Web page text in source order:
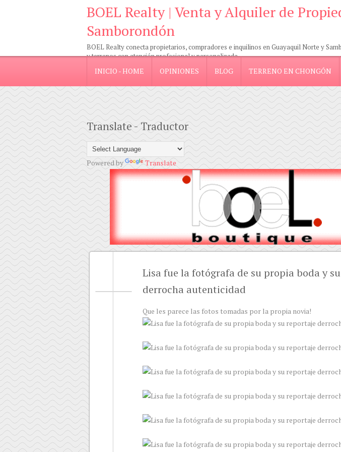
BOEL Realty | Venta y Alquiler de
Samborondón
BOEL Realty conecta propietarios, compradores e inquilinos en Guayaquil Norte y
y terrenos con atención profesional y personalizada.
INICIO - HOME OPINIONES BLOG TERRENO EN CHONGÓN
Translate - Traductor
Powered by Translate
Lisa fue la fotógrafa de su propia boda y
derrocha autenticidad
Que les parece las fotos tomadas por la propia novia!